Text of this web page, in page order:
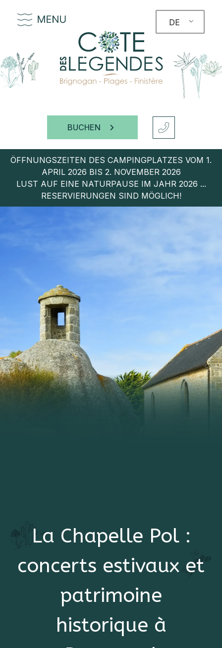
DE
BUCHEN
ÖFFNUNGSZEITEN DES CAMPINGPLATZES VOM 1.
APRIL 2026 BIS 2. NOVEMBER 2026
LUST AUF EINE NATURPAUSE IM JAHR 2026 ...
RESERVIERUNGEN SIND MÖGLICH!
La Chapelle Pol :
concerts estivaux et
patrimoine
historique à